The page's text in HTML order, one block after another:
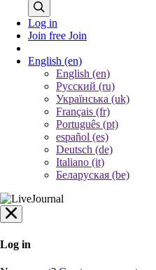
Log in
Join free Join
English (en)
English (en)
Русский (ru)
Українська (uk)
Français (fr)
Português (pt)
español (es)
Deutsch (de)
Italiano (it)
Беларуская (be)
Log in